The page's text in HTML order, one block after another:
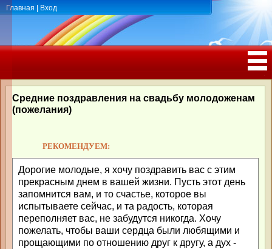
Главная Вход
РОЖДЕНИЯ, ЮБИЛЕЕМ
Средние поздравления на свадьбу молодоженам
(пожелания)
РЕКОМЕНДУЕМ:
Дорогие молодые, я хочу поздравить вас с этим
прекрасным днем в вашей жизни. Пусть этот день
запомнится вам, и то счастье, которое вы
испытываете сейчас, и та радость, которая
переполняет вас, не забудутся никогда. Хочу
пожелать, чтобы ваши сердца были любящими и
прощающими по отношению друг к другу, а дух -